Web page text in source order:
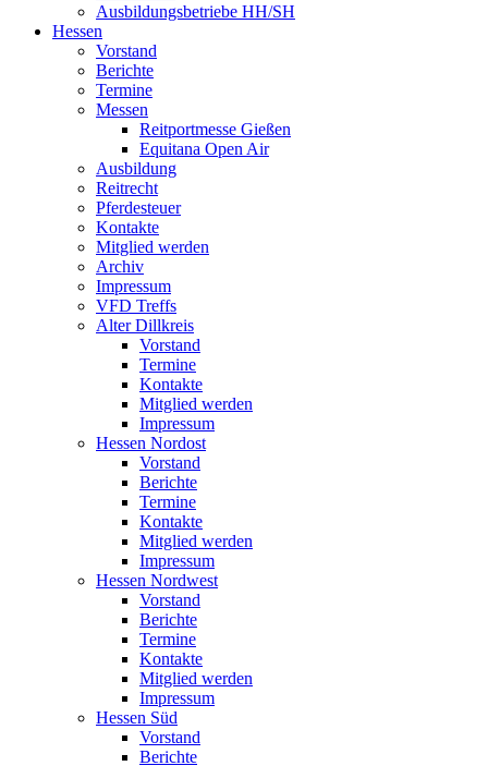
Ausbildungsbetriebe HH/SH
Hessen
Vorstand
Berichte
Termine
Messen
Reitportmesse Gießen
Equitana Open Air
Ausbildung
Reitrecht
Pferdesteuer
Kontakte
Mitglied werden
Archiv
Impressum
VFD Treffs
Alter Dillkreis
Vorstand
Termine
Kontakte
Mitglied werden
Impressum
Hessen Nordost
Vorstand
Berichte
Termine
Kontakte
Mitglied werden
Impressum
Hessen Nordwest
Vorstand
Berichte
Termine
Kontakte
Mitglied werden
Impressum
Hessen Süd
Vorstand
Berichte